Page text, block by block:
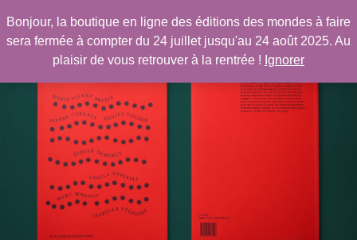
Skip
content
Primary MenuLes Éditions des mondes à faire
Bonjour, la boutique en ligne des éditions des mondes à faire
sera fermée à compter du 24 juillet jusqu'au 24 août 2025. Au
plaisir de vous retrouver à la rentrée ! Ignorer